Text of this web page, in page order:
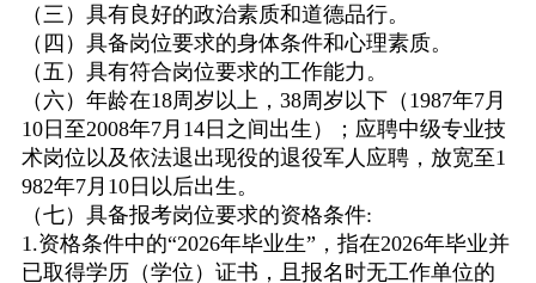
（三）具有良好的政治素质和道德品行。
（四）具备岗位要求的身体条件和心理素质。
（五）具有符合岗位要求的工作能力。
（六）年龄在18周岁以上，38周岁以下（ 1987年7月
10 日至2008年7月 14 日之间出生）；应聘中级专业技
术岗位以及依法退出现役的退役军人应聘，放宽至1
982年7月 10 日以后出生。
（七）具备报考岗位要求的资格条件:
1.资格条件中的“2026年毕业生” ，指在2026年毕业并
已取得学历（学位）证书，且报名时无工作单位的